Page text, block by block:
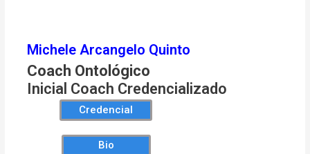
Michele Arcangelo Quinto
Coach Ontológico
Inicial Coach Credencializado
Credencial
Bio